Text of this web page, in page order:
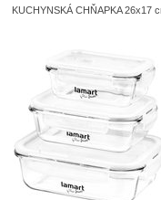
KUCHYNSKÁ CHŇAPKA 26x17